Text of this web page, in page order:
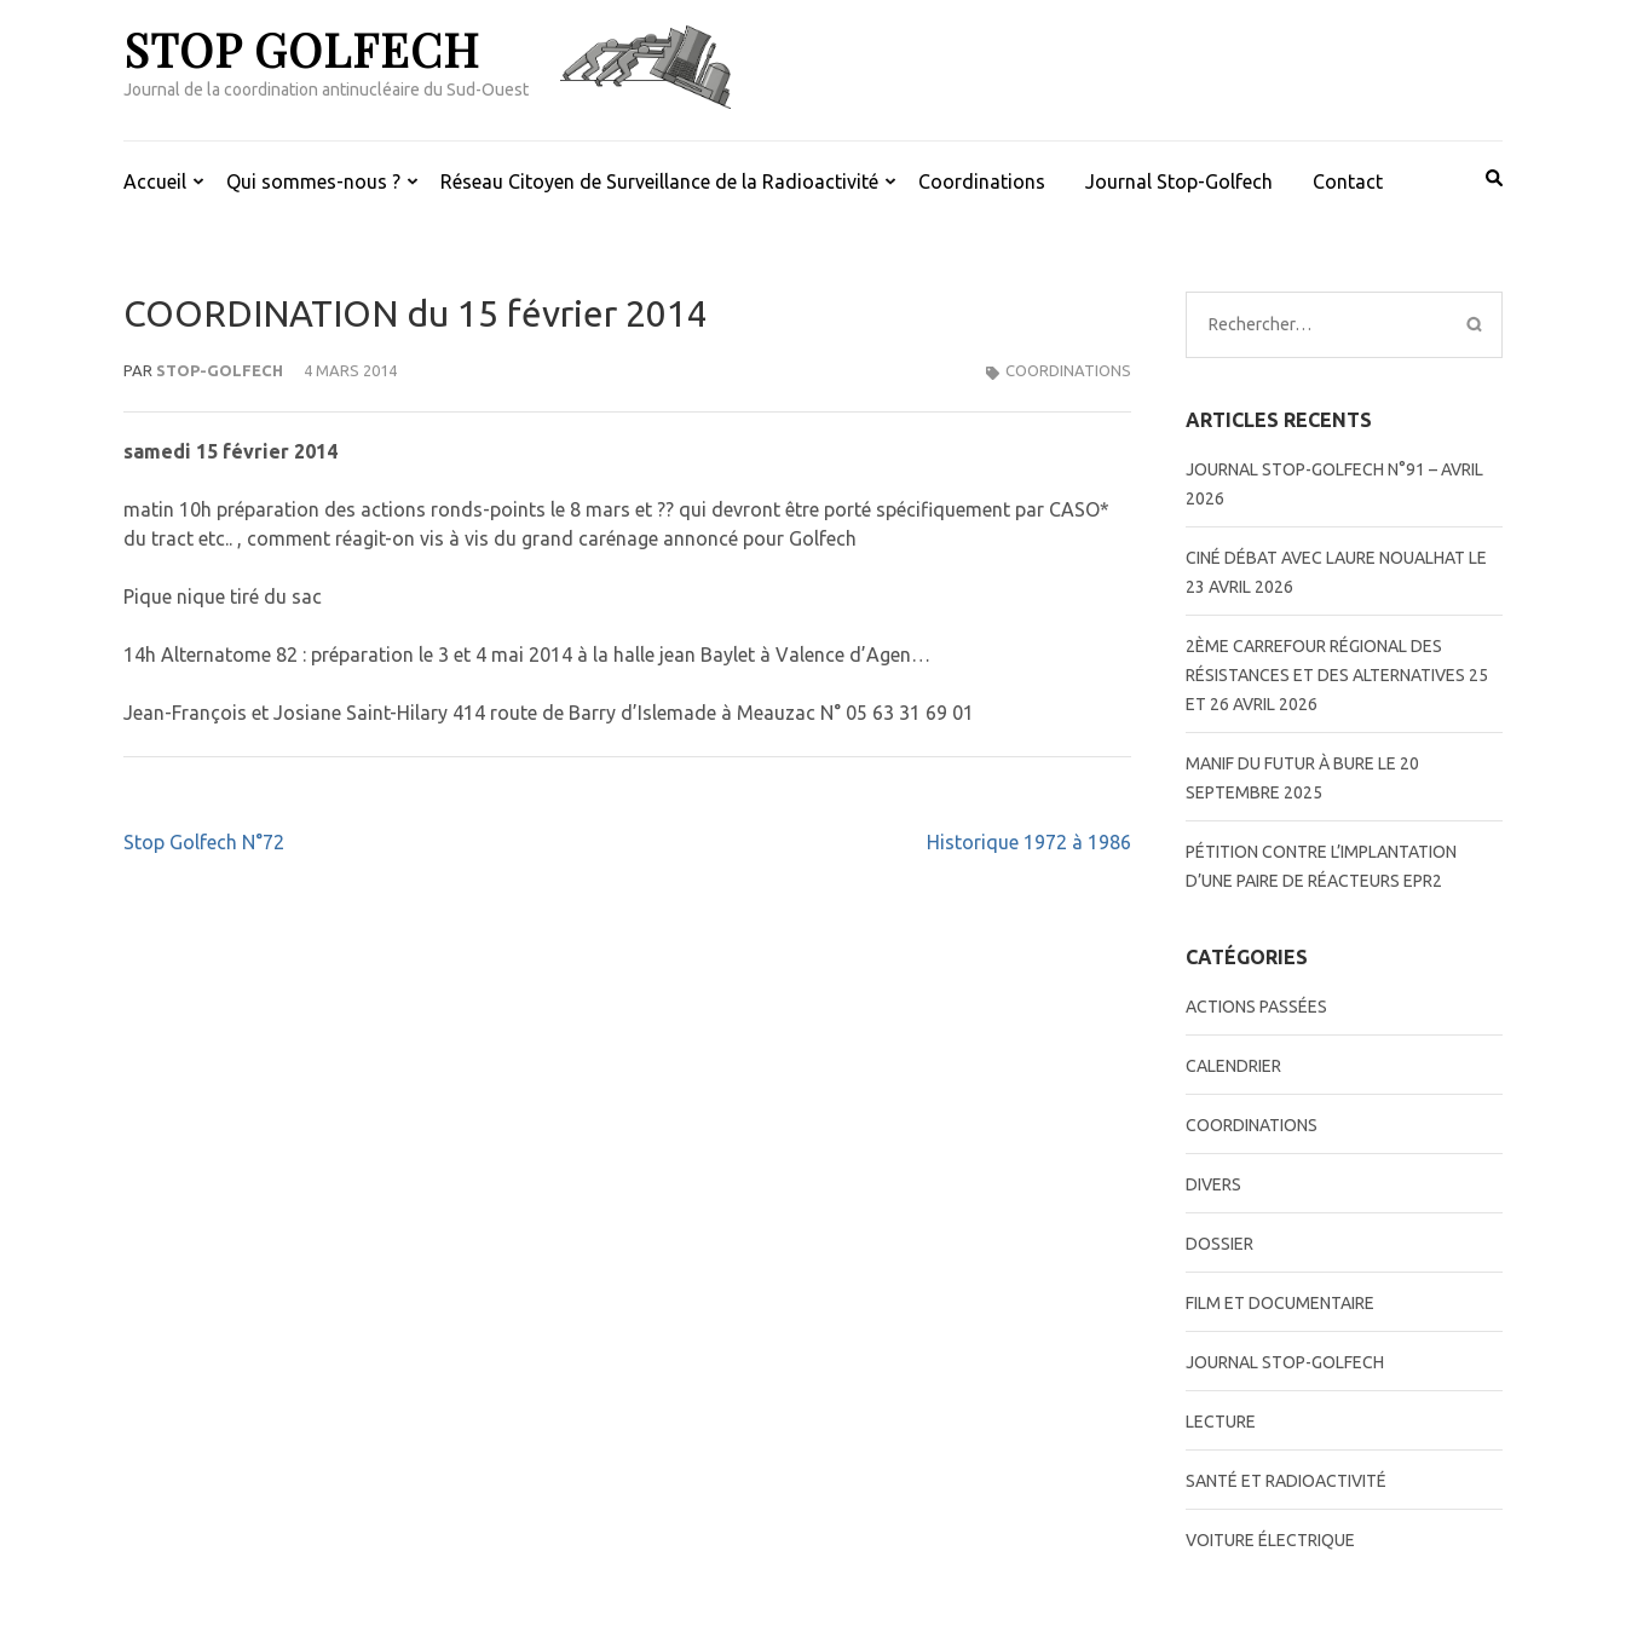
STOP GOLFECH
Journal de la coordination antinucléaire du Sud-Ouest
Accueil Qui sommes-nous ? Réseau Citoyen de Surveillance de la Radioactivité Coordinations Journal Stop-Golfech Contact
COORDINATION du 15 février 2014
PAR STOP-GOLFECH 4 MARS 2014 COORDINATIONS
samedi 15 février 2014
matin 10h préparation des actions ronds-points le 8 mars et ?? qui devront être porté spécifiquement par CASO*
du tract etc.. , comment réagit-on vis à vis du grand carénage annoncé pour Golfech
Pique nique tiré du sac
14h Alternatome 82 : préparation le 3 et 4 mai 2014 à la halle jean Baylet à Valence d’Agen…
Jean-François et Josiane Saint-Hilary 414 route de Barry d’Islemade à Meauzac N° 05 63 31 69 01
Navigation
Stop Golfech N°72 Historique 1972 à 1986
Rechercher :
ARTICLES RECENTS
JOURNAL STOP-GOLFECH N°91 – AVRIL
2026
CINÉ DÉBAT AVEC LAURE NOUALHAT LE
23 AVRIL 2026
2ÈME CARREFOUR RÉGIONAL DES
RÉSISTANCES ET DES ALTERNATIVES 25
ET 26 AVRIL 2026
MANIF DU FUTUR À BURE LE 20
SEPTEMBRE 2025
PÉTITION CONTRE L’IMPLANTATION
D’UNE PAIRE DE RÉACTEURS EPR2
CATÉGORIES
ACTIONS PASSÉES
CALENDRIER
COORDINATIONS
DIVERS
DOSSIER
FILM ET DOCUMENTAIRE
JOURNAL STOP-GOLFECH
LECTURE
SANTÉ ET RADIOACTIVITÉ
VOITURE ÉLECTRIQUE